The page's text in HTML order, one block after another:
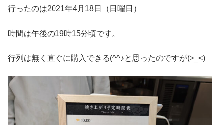
行ったのは2021年4月18日（日曜日）
時間は午後の19時15分頃です。
行列は無く直ぐに購入できる(^^♪と思ったのですが(>_<)